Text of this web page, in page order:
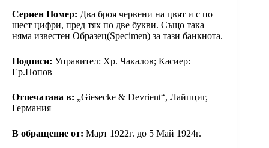
Сериен Номер: Два броя червени на цвят и с по
шест цифри, пред тях по две букви. Също така
няма известен Образец(Specimen) за тази банкнота.
Подписи: Управител: Хр. Чакалов; Касиер:
Ер.Попов
Отпечатана в: „Giesecke & Devrient“, Лайпциг,
Германия
В обращение от: Март 1922г. до 5 Май 1924г.